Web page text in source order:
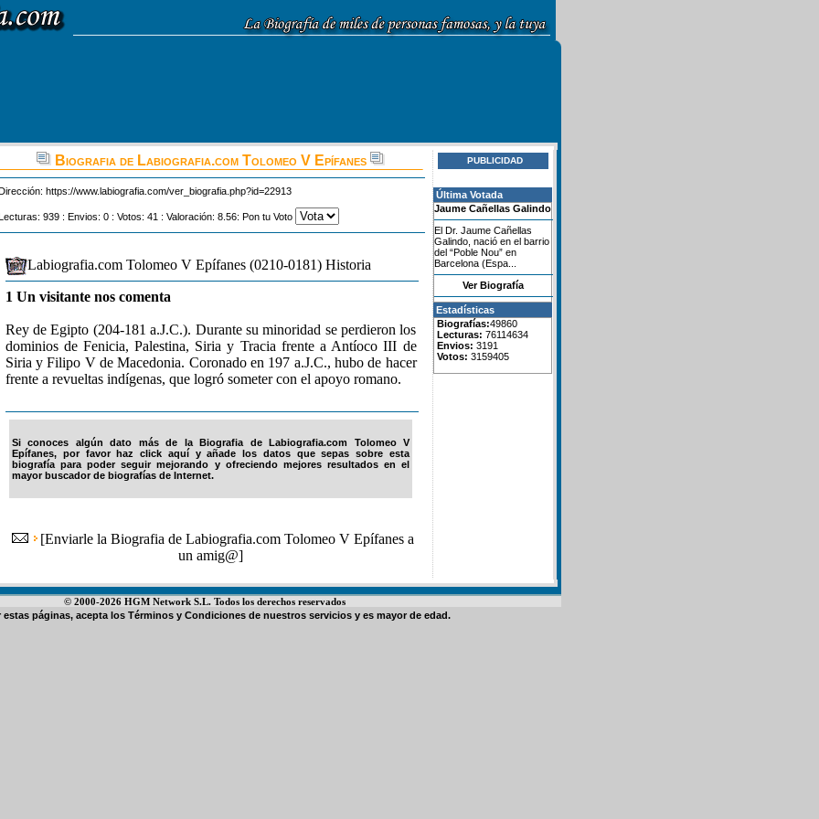
Biografia de Labiografia.com Tolomeo V Epífanes
https://www.labiografia.com/ver_biografia.php?id=22913
939 : Envios: 0 : Votos: 41 : Valoración: 8.56: Pon tu Voto
Labiografia.com Tolomeo V Epífanes (0210-0181) Historia
1 Un visitante nos comenta
Rey de Egipto (204-181 a.J.C.). Durante su minoridad se perdieron los
dominios de Fenicia, Palestina, Siria y Tracia frente a Antíoco III de
Siria y Filipo V de Macedonia. Coronado en 197 a.J.C., hubo de hacer
frente a revueltas indígenas, que logró someter con el apoyo romano.
Si conoces algún dato más de la Biografia de Labiografia.com Tolomeo V
Epífanes, por favor haz click aquí y añade los datos que sepas sobre esta
biografía para poder seguir mejorando y ofreciendo mejores resultados en el
mayor buscador de biografías de Internet.
[Enviarle la Biografia de Labiografia.com Tolomeo V Epífanes a
un amig@]
PUBLICIDAD
Última Votada
Jaume Cañellas Galindo
El Dr. Jaume Cañellas
Galindo, nació en el barrio
del “Poble Nou” en
Barcelona (Espa...
Ver Biografía
Estadísticas
Biografías:49860
Lecturas: 76114634
Envios: 3191
Votos: 3159405
© 2000-2026 HGM Network S.L. Todos los derechos reservados
estas páginas, acepta los Términos y Condiciones de nuestros servicios y es mayor de edad.